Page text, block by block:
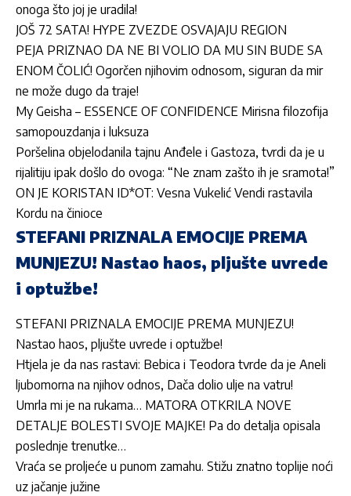
onoga što joj je uradila!
JOŠ 72 SATA! HYPE ZVEZDE OSVAJAJU REGION
PEJA PRIZNAO DA NE BI VOLIO DA MU SIN BUDE SA
ENOM ČOLIĆ! Ogorčen njihovim odnosom, siguran da mir
ne može dugo da traje!
My Geisha – ESSENCE OF CONFIDENCE Mirisna filozofija
samopouzdanja i luksuza
Poršelina objelodanila tajnu Anđele i Gastoza, tvrdi da je u
rijalitiju ipak došlo do ovoga: “Ne znam zašto ih je sramota!”
ON JE KORISTAN ID*OT: Vesna Vukelić Vendi rastavila
Kordu na činioce
STEFANI PRIZNALA EMOCIJE PREMA
MUNJEZU! Nastao haos, pljušte uvrede
i optužbe!
STEFANI PRIZNALA EMOCIJE PREMA MUNJEZU!
Nastao haos, pljušte uvrede i optužbe!
Htjela je da nas rastavi: Bebica i Teodora tvrde da je Aneli
ljubomorna na njihov odnos, Dača dolio ulje na vatru!
Umrla mi je na rukama… MATORA OTKRILA NOVE
DETALJE BOLESTI SVOJE MAJKE! Pa do detalja opisala
poslednje trenutke…
Vraća se proljeće u punom zamahu. Stižu znatno toplije noći
uz jačanje južine